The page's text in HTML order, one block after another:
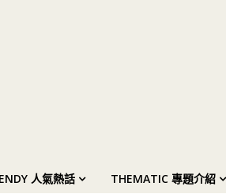
人氣熱話 THEMATIC 專題介紹